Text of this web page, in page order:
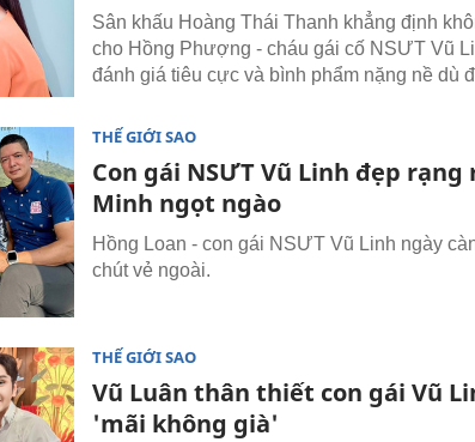
Sân khấu Hoàng Thái Thanh khẳng định
cho Hồng Phượng - cháu gái cố NSƯT Vũ
đánh giá tiêu cực và bình phẩm nặng nề dù
THẾ GIỚI SAO
Con gái NSƯT Vũ Linh đẹp
Minh ngọt ngào
Hồng Loan - con gái NSƯT Vũ Linh ngày
chút vẻ ngoài.
THẾ GIỚI SAO
Vũ Luân thân thiết con gái Vũ
'mãi không già'